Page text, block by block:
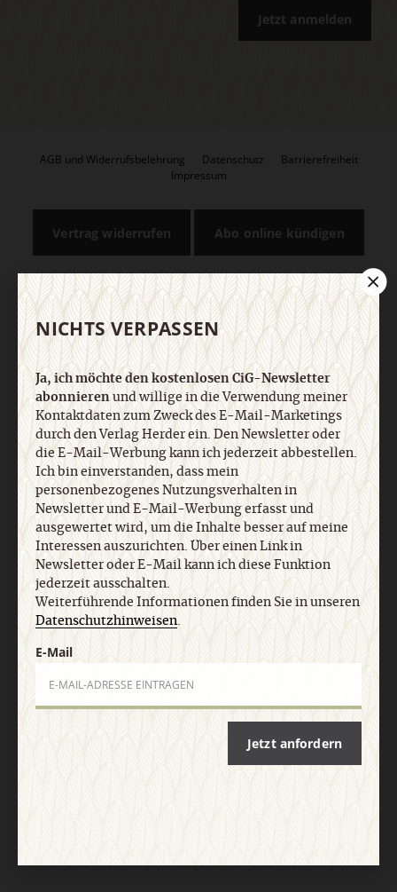
Jetzt anmelden
AGB und Widerrufsbelehrung Datenschutz
Barrierefreiheit
Impressum
Vertrag widerrufen Abo online kündigen
Nach oben
NICHTS VERPASSEN
Ja, ich möchte den kostenlosen CiG-Newsletter
abonnierenund willige in die Verwendung meiner
Kontaktdaten zum Zweck des E-Mail-Marketings
durch den Verlag Herder ein. Den Newsletter oder
die E-Mail-Werbung kann ich jederzeit abbestellen.
Ich bin einverstanden, dass mein
personenbezogenes Nutzungsverhalten in
Newsletter und E-Mail-Werbung erfasst und
ausgewertet wird, um die Inhalte besser auf meine
Interessen auszurichten. Über einen Link in
Newsletter oder E-Mail kann ich diese Funktion
jederzeit ausschalten.
Weiterführende Informationen finden Sie in unseren
Datenschutzhinweisen.
E-Mail
Jetzt anfordern